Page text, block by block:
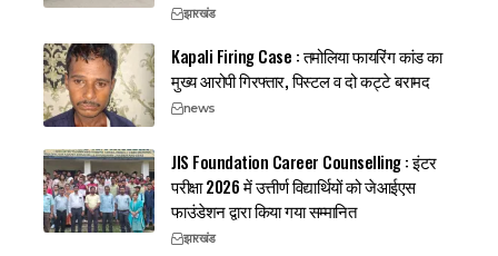
झारखंड
Kapali Firing Case : तमोलिया फायरिंग कांड का
मुख्य आरोपी गिरफ्तार, पिस्टल व दो कट्टे बरामद
news
JIS Foundation Career Counselling : इंटर
परीक्षा 2026 में उत्तीर्ण विद्यार्थियों को जेआईएस
फाउंडेशन द्वारा किया गया सम्मानित
झारखंड